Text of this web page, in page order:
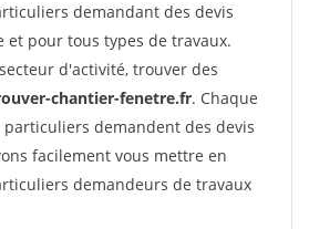
demandant des devis
et pour tous types de travaux.
d'activité, trouver des
chantier-fenetre.fr. Chaque
demandent des devis
facilement vous mettre en
demandeurs de travaux